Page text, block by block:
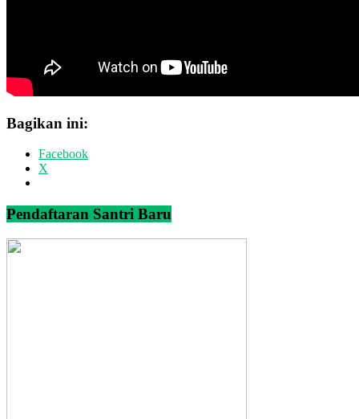
Bagikan ini:
Facebook
X
Pendaftaran Santri Baru